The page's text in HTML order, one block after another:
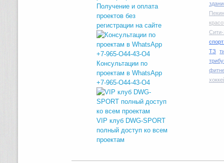
Получение и оплата
проектов без
регистрации на сайте
Консультации по
проектам в WhatsApp
+7-965-O44-43-O4
VIP клуб DWG-SPORT
полный доступ ко всем
проектам
ТЗ